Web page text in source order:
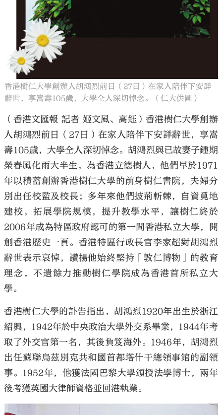
香港樹仁大學創辦人胡鴻烈前日（27日）在家人陪伴下安詳
辭世，享嵩壽105歲，大學仝人深切悼念。（仁大供圖）
（香港文匯報 記者 姬文風、高鈺）香港樹仁大學創辦
人胡鴻烈前日（27日）在家人陪伴下安詳辭世，享嵩
壽105歲，大學仝人深切悼念。胡鴻烈與已故妻子鍾期
榮春風化雨大半生，為香港立德樹人，他們早於1971
年以積蓄創辦香港樹仁大學的前身樹仁書院，夫婦分
別出任校監及校長；多年來他們披荊斬棘，自資覓地
建校，拓展學院規模，提升教學水平，讓樹仁終於
2006年成為特區政府認可的第一間香港私立大學，開
創香港歷史一頁。香港特區行政長官李家超對胡鴻烈
辭世表示哀悼，讚揚他始終堅持「敦仁博物」的教育
理念，不遺餘力推動樹仁學院成為香港首所私立大
學。
香港樹仁大學的訃告指出，胡鴻烈1920年出生於浙江
紹興，1942年於中央政治大學外交系畢業，1944年考
取了外交官第一名，其後負笈海外。1946年，胡鴻烈
出任蘇聯烏茲別克共和國首都塔什干總領事館的副領
事。1952年，他獲法國巴黎大學頒授法學博士，兩年
後考獲英國大律師資格並回港執業。